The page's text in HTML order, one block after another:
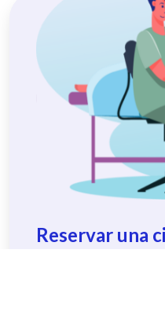
Reservar una